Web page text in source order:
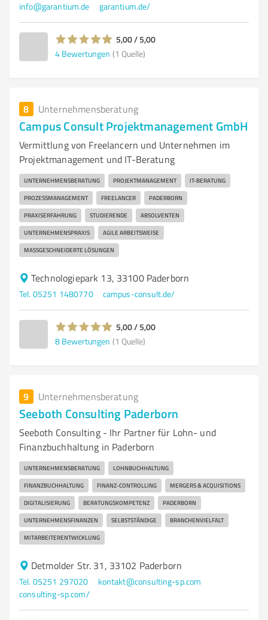
info@garantium.de garantium.de/
5,00 / 5,00
4 Bewertungen (1 Quelle)
8 Unternehmensberatung
Campus Consult Projektmanagement GmbH
Vermittlung von Freelancern und Unternehmen im
Projektmanagement und IT-Beratung
UNTERNEHMENSBERATUNG PROJEKTMANAGEMENT IT-BERATUNG
PROZESSMANAGEMENT FREELANCER PADERBORN
PRAXISERFAHRUNG STUDIERENDE ABSOLVENTEN
UNTERNEHMENSPRAXIS AGILE ARBEITSWEISE
MASSGESCHNEIDERTE LÖSUNGEN
Technologiepark 13, 33100 Paderborn
Tel. 05251 1480770 campus-consult.de/
5,00 / 5,00
8 Bewertungen (1 Quelle)
9 Unternehmensberatung
Seeboth Consulting Paderborn
Seeboth Consulting - Ihr Partner für Lohn- und
Finanzbuchhaltung in Paderborn
UNTERNEHMENSBERATUNG LOHNBUCHHALTUNG
FINANZBUCHHALTUNG FINANZ-CONTROLLING MERGERS & ACQUISITIONS
DIGITALISIERUNG BERATUNGSKOMPETENZ PADERBORN
UNTERNEHMENSFINANZEN SELBSTSTÄNDIGE BRANCHENVIELFALT
MITARBEITERENTWICKLUNG
Detmolder Str. 31, 33102 Paderborn
Tel. 05251 297020
kontakt@consulting-sp.com
consulting-sp.com/